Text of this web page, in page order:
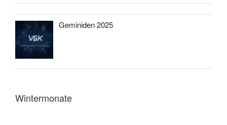
Geminiden 2025
Wintermonate